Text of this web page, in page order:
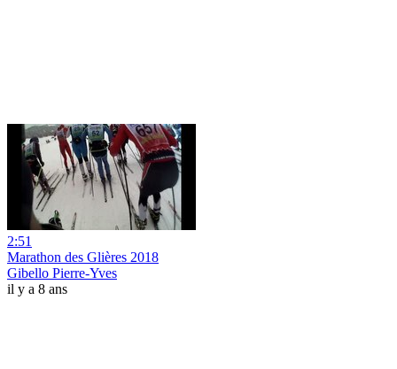
2:51
Marathon des Glières 2018
Gibello Pierre-Yves
il y a 8 ans